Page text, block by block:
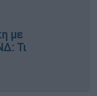
με
Τι